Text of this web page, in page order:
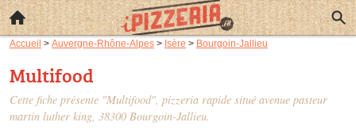
Accueil > Auvergne-Rhône-Alpes > Isère > Bourgoin-Jallieu
Multifood
Cette fiche présente "Multifood", pizzeria rapide situé avenue pasteur
martin luther king, 38300 Bourgoin-Jallieu.